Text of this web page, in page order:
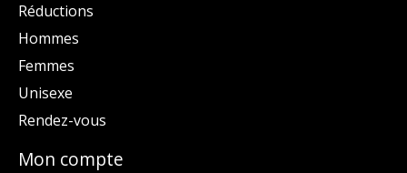
Réductions
Hommes
Femmes
Unisexe
Rendez-vous
Mon compte